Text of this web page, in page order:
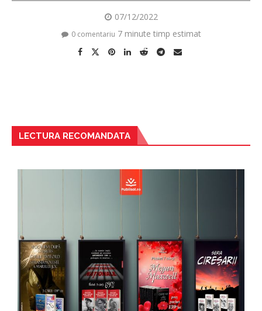
07/12/2022
0 comentariu 7 minute timp estimat
LECTURA RECOMANDATA